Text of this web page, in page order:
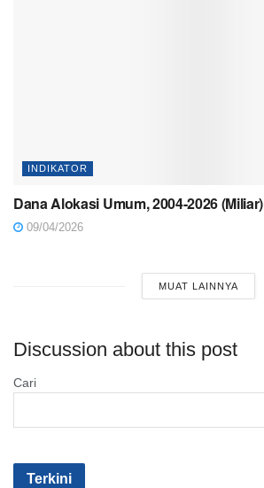
INDIKATOR
Dana Alokasi Umum, 2004-2026 (Miliar)
09/04/2026
MUAT LAINNYA
Discussion about this post
Cari
Terkini